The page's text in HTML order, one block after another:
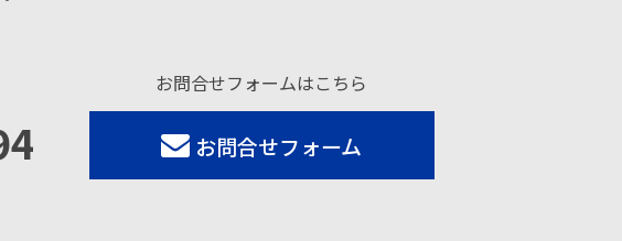
お問合せフォームはこちら
お問合せフォーム